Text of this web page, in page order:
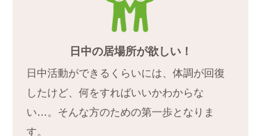
日中の居場所が欲しい！
日中活動ができるくらいには、体調が回復
したけど、何をすればいいかわからな
い…。そんな方のための第一歩となりま
す。